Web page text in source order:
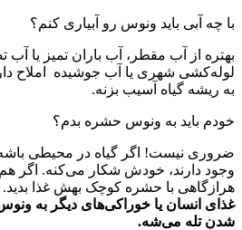
با چه آبی باید ونوس رو آبیاری کنم؟
بهتره از آب مقطر، آب باران تمیز یا آب
لوله‌کشی شهری یا آب جوشیده املاح
به ریشه گیاه آسیب بزنه.
خودم باید به ونوس حشره بدم؟
ضروری نیست! اگر گیاه در محیطی
وجود دارند، خودش شکار می‌کنه. اگر هم
هرازگاهی با حشره کوچک بهش غذا بدید.
غذای انسان یا خوراکی‌های دیگر به
شدن تله می‌شه.